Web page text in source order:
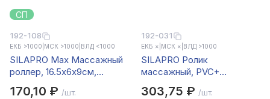
СП
192-108
ЕКБ >1000 МСК >1000 ВЛД <1000
SILAPRO Max Массажный
роллер, 16.5х6х9см,
170,10 ₽ /шт.
192-031
ЕКБ × МСК × ВЛД >1000
SILAPRO Ролик
массажный, PVC+
303,75 ₽ /шт.